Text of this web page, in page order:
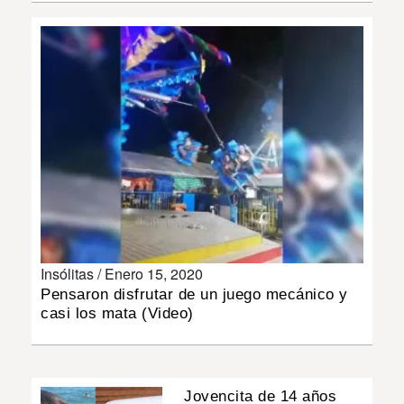
INSÓLITAS
Insólitas /Enero 15, 2020
Pensaron disfrutar de un juego mecánico y
casi los mata (Video)
Jovencita de 14 años